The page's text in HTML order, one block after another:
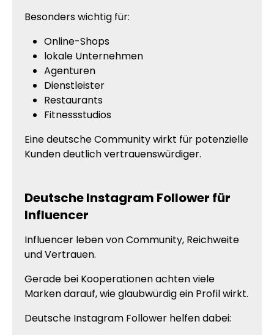
Besonders wichtig für:
Online-Shops
lokale Unternehmen
Agenturen
Dienstleister
Restaurants
Fitnessstudios
Eine deutsche Community wirkt für potenzielle
Kunden deutlich vertrauenswürdiger.
Deutsche Instagram Follower für
Influencer
Influencer leben von Community, Reichweite
und Vertrauen.
Gerade bei Kooperationen achten viele
Marken darauf, wie glaubwürdig ein Profil wirkt.
Deutsche Instagram Follower helfen dabei: